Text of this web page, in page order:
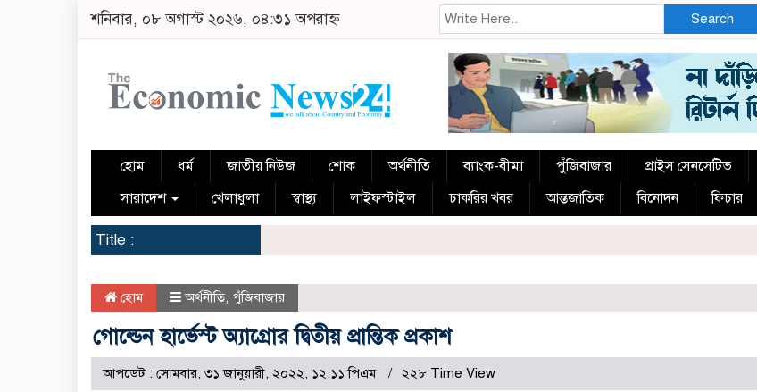
শনিবার, ০৮ অগাস্ট ২০২৬, ০৪:৩১ অপরাহ্ন Search
হোম ধর্ম জাতীয় নিউজ শোক অর্থনীতি ব্যাংক-বীমা পুঁজিবাজার প্রাইস সেনসেটিভ
সারাদেশ
খেলাধুলা স্বাস্থ্য লাইফস্টাইল চাকরির খবর আন্তজাতিক বিনোদন ফিচার
Title :
হোম অর্থনীতি, পুঁজিবাজার
গোল্ডেন হার্ভেস্ট অ্যাগ্রোর দ্বিতীয় প্রান্তিক প্রকাশ
আপডেট : সোমবার, ৩১ জানুয়ারী, ২০২২, ১২.১১ পিএম ২২৮ Time View